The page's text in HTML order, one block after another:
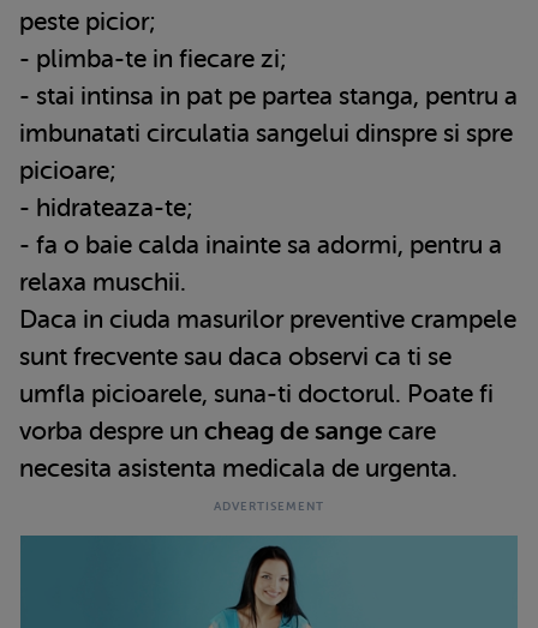
peste picior;
- plimba-te in fiecare zi;
- stai intinsa in pat pe partea stanga, pentru a
imbunatati circulatia sangelui dinspre si spre
picioare;
- hidrateaza-te;
- fa o baie calda inainte sa adormi, pentru a
relaxa muschii.
Daca in ciuda masurilor preventive crampele
sunt frecvente sau daca observi ca ti se
umfla picioarele, suna-ti doctorul. Poate fi
vorba despre un cheag de sange care
necesita asistenta medicala de urgenta.